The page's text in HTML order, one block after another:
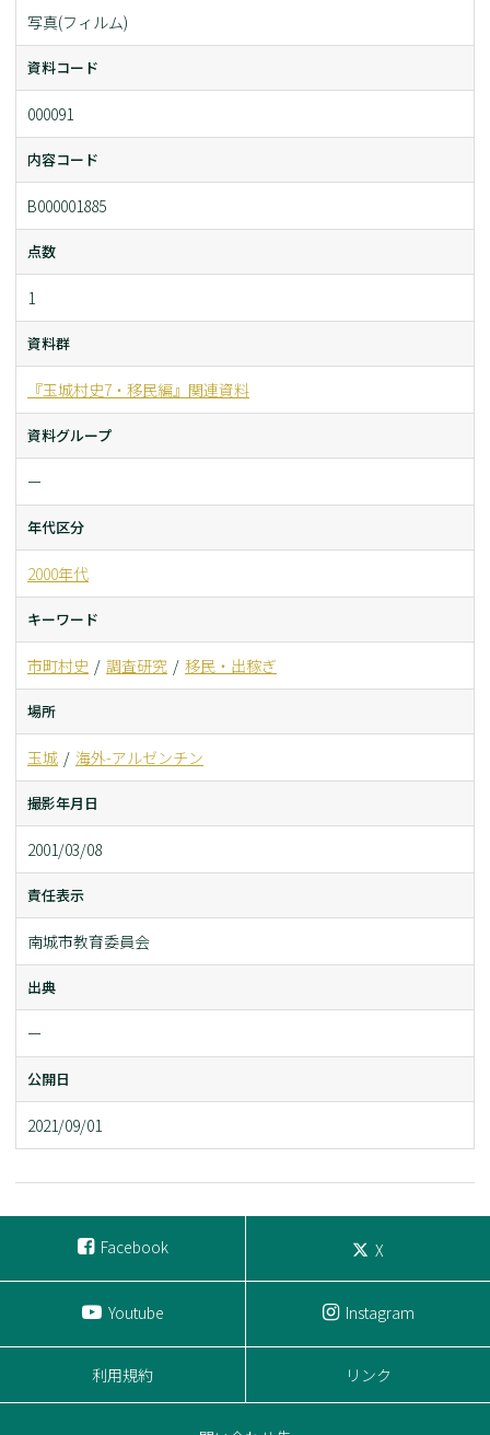
写真(フィルム)
資料コード
000091
内容コード
B000001885
点数
1
資料群
『玉城村史7・移民編』関連資料
資料グループ
ー
年代区分
2000年代
キーワード
市町村史 調査研究 移民・出稼ぎ
場所
玉城 海外-アルゼンチン
撮影年月日
2001/03/08
責任表示
南城市教育委員会
出典
ー
公開日
2021/09/01
Facebook X
Youtube Instagram
利用規約 リンク